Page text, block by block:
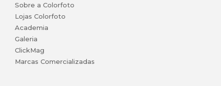
Sobre a Colorfoto
Lojas Colorfoto
Academia
Galeria
ClickMag
Marcas Comercializadas